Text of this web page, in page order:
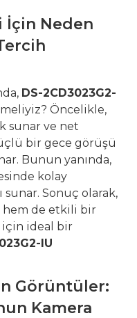
İçin Neden
DS-2CD3023G2-
Öncelikle,
sunar ve net
bir gece görüşü
Bunun yanında,
kolay
Sonuç olarak,
de etkili bir
ideal bir
IU
Görüntüler:
Kamera